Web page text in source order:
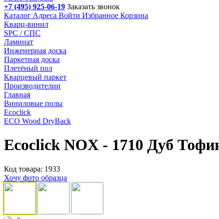
+7 (495) 925-06-19 Заказать звонок
Каталог Адреса Войти Избранное Корзина
Кварц-винил
SPC / СПС
Ламинат
Инженерная доска
Паркетная доска
Плетёный пол
Кварцевый паркет
Производителии
Главная
Виниловые полы
Ecoclick
ECO Wood DryBack
Ecoclick NOX - 1710 Дуб
Код товара: 1933
Хочу фото образца